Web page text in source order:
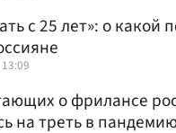
с 25 лет»: о какой
о фрилансе
на треть в